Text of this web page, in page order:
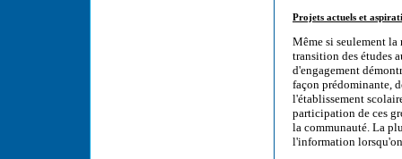
Projets actuels et
Même si seulement
transition des études
d'engagement
façon prédominante,
l'établissement
participation de ces
la communauté. La
l'information